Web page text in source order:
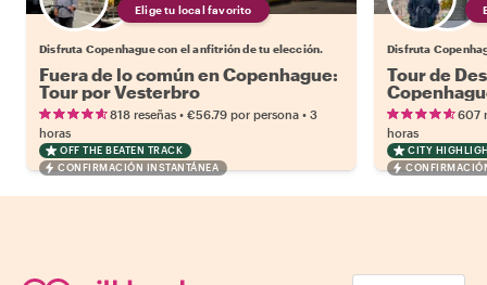
Elige tu local favorito
Disfruta Copenhague con el anfitrión de tu elección.
Fuera de lo común en Copenhague:
Tour por Vesterbro
818 reseñas • €56.79 por persona • 3
horas
OFF THE BEATEN TRACK
CONFIRMACIÓN INSTANTÁNEA
Disfruta
Tour de
607
horas
CITY